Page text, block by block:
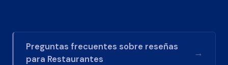
Preguntas frecuentes sobre reseñas
para Restaurantes
→